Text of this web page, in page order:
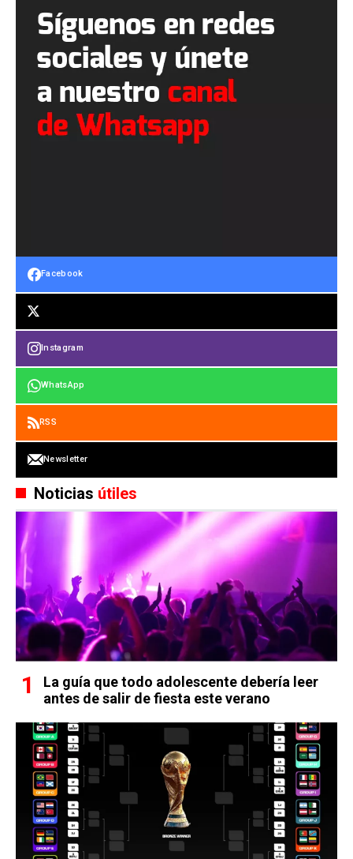
Facebook
Instagram
WhatsApp
RSS
Newsletter
Noticias útiles
La guía que todo adolescente debería leer
antes de salir de fiesta este verano